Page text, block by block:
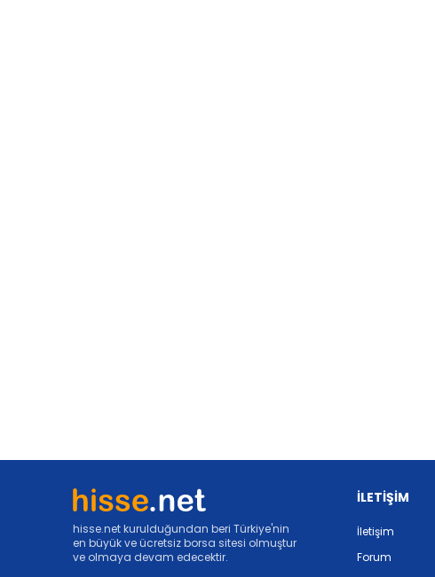
hisse.net kurulduğundan beri Türkiye'nin
en büyük ve ücretsiz borsa sitesi olmuştur
ve olmaya devam edecektir.
İLETİŞİM
İletişim
Forum